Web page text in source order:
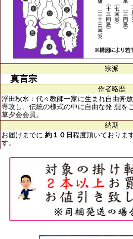
宗派
真言宗
作者略歴
浮田秋水：代々教師一家に生まれ自由奔
専攻し、伝統の様式の中に自由な発 想を
草夕会会員。
納期
お届けまでに 約１０日 程度頂いておりま
す。